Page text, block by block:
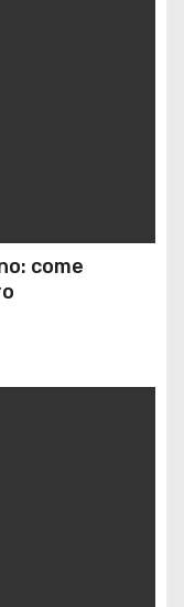
come